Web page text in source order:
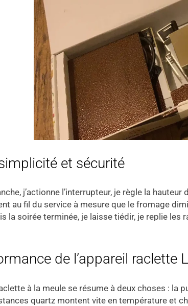
et sécurité
j’actionne l’interrupteur, je règle la
au fil du service à mesure que le fromage
la soirée terminée, je laisse tiédir, je replie
de l’appareil raclette
à la meule se résume à deux choses :
quartz montent vite en température et